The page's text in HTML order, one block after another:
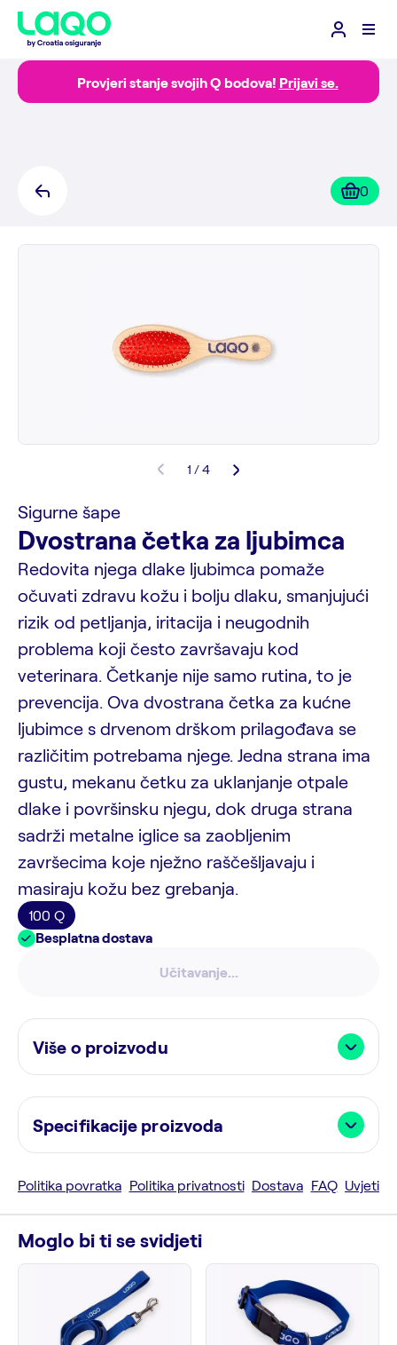
Provjeri stanje svojih Q bodova! Prijavi se.
0
1 / 4
Sigurne šape
Dvostrana četka za ljubimca
Redovita njega dlake ljubimca pomaže
očuvati zdravu kožu i bolju dlaku, smanjujući
rizik od petljanja, iritacija i neugodnih
problema koji često završavaju kod
veterinara. Četkanje nije samo rutina, to je
prevencija. Ova dvostrana četka za kućne
ljubimce s drvenom drškom prilagođava se
različitim potrebama njege. Jedna strana ima
gustu, mekanu četku za uklanjanje otpale
dlake i površinsku njegu, dok druga strana
sadrži metalne iglice sa zaobljenim
završecima koje nježno raščešljavaju i
masiraju kožu bez grebanja.
100 Q
Besplatna dostava
Učitavanje...
Više o proizvodu
Specifikacije proizvoda
Politika povratka Politika privatnosti Dostava FAQ Uvjeti
Moglo bi ti se svidjeti